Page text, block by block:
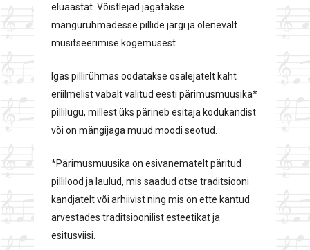
eluaastat. Võistlejad jagatakse
mängurühmadesse pillide järgi ja olenevalt
musitseerimise kogemusest.
Igas pillirühmas oodatakse osalejatelt kaht
eriilmelist vabalt valitud eesti pärimusmuusika*
pillilugu, millest üks pärineb esitaja kodukandist
või on mängijaga muud moodi seotud.
*Pärimusmuusika on esivanematelt päritud
pillilood ja laulud, mis saadud otse traditsiooni
kandjatelt või arhiivist ning mis on ette kantud
arvestades traditsioonilist esteetikat ja
esitusviisi.